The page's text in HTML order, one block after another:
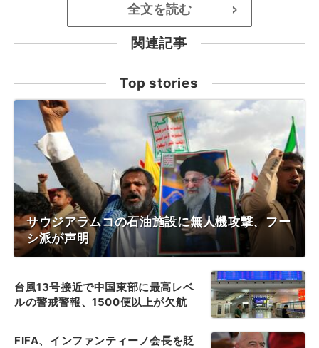
全文を読む >
関連記事
Top stories
サウジアラムコの石油施設に無人機攻撃、フー
シ派が声明
台風13号接近で中国東部に最高レベ
ルの警戒警報、1500便以上が欠航
FIFA、インファンティーノ会長を貶